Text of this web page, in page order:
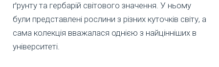
ґрунту та гербарій світового значення. У ньому
були представлені рослини з різних куточків світу, а
сама колекція вважалася однією з найцінніших в
університеті.